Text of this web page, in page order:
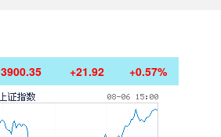
3900.35 +21.92 +0.57%